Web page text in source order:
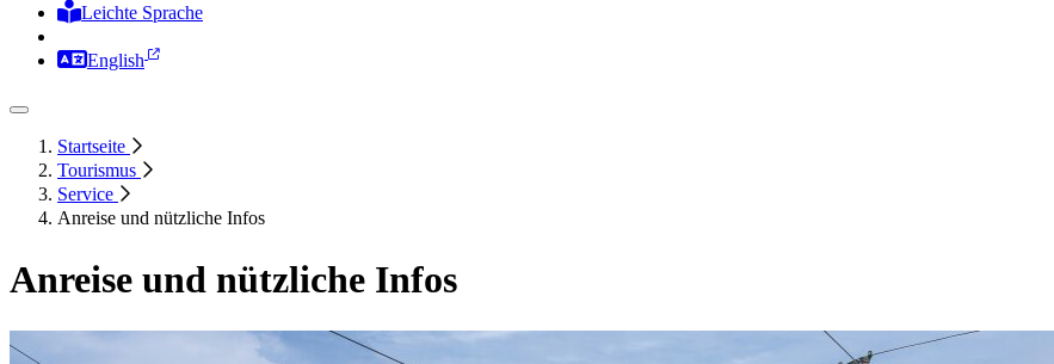
Leichte Sprache
English
Startseite
Tourismus
Service
Anreise und nützliche Infos
Anreise und nützliche Infos